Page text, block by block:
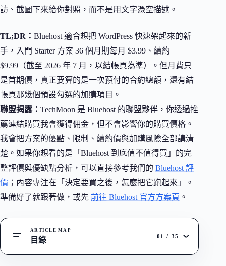
訪、截圖下來給你對照，而不是用文字憑空描述。
TL;DR： Bluehost 適合想把 WordPress 快速架起來的新
手，入門 Starter 方案 36 個月期每月 $3.99、續約
$9.99（截至 2026 年 7 月，以結帳頁為準）。但月費只
是首期價，真正要算的是一次預付的合約總額，還有結
帳頁那幾個預設勾選的加購項目。
聯盟揭露： TechMoon 是 Bluehost 的聯盟夥伴，你透過推
薦連結購買我會獲得佣金，但不會影響你的購買價格。
我會把方案的優點、限制、續約價與加購風險全部講清
楚。如果你想看的是「Bluehost 到底值不值得買」的完
整評價與優缺點分析，可以直接參考我們的 Bluehost 評
價 ；內容專注在「決定要買之後，怎麼把它跑起來」。
準備好了就跟著做，或先 前往 Bluehost 官方方案頁 。
ARTICLE MAP
目錄 01 / 35